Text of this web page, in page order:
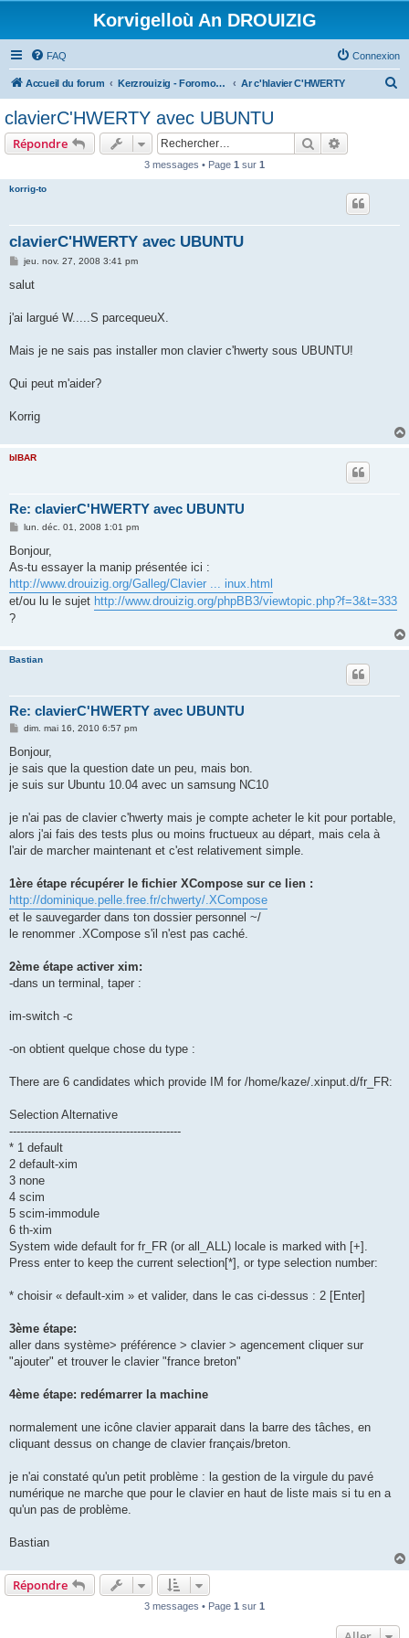
Korvigelloù An DROUIZIG
FAQ Connexion
Accueil du forum Kerzrouizig - Foromoù An Drouizig Ar c'hlavier C'HWERTY
clavierC'HWERTY avec UBUNTU
Répondre Rechercher
3 messages • Page 1 sur 1
korrig-to
clavierC'HWERTY avec UBUNTU
M
s
g
jeu. nov. 27, 2008 3:41 pm
salut
j'ai largué W.....S parcequeuX.
Mais je ne sais pas installer mon clavier c'hwerty sous UBUNTU!
Qui peut m'aider?
Korrig
bIBAR
Re: clavierC'HWERTY avec UBUNTU
M
s
a
g
e
lun. déc. 01, 2008 1:01 pm
Bonjour,
As-tu essayer la manip présentée ici :
http://www.drouizig.org/Galleg/Clavier ... inux.html
et/ou lu le sujet http://www.drouizig.org/phpBB3/viewtopic.php?f=3&t=333
?
Bastian
Re: clavierC'HWERTY avec UBUNTU
M
s
a
g
dim. mai 16, 2010 6:57 pm
Bonjour,
je sais que la question date un peu, mais bon.
je suis sur Ubuntu 10.04 avec un samsung NC10
je n'ai pas de clavier c'hwerty mais je compte acheter le kit pour portable,
alors j'ai fais des tests plus ou moins fructueux au départ, mais cela à
l'air de marcher maintenant et c'est relativement simple.
1ère étape récupérer le fichier XCompose sur ce lien :
http://dominique.pelle.free.fr/chwerty/.XCompose
et le sauvegarder dans ton dossier personnel ~/
le renommer .XCompose s'il n'est pas caché.
2ème étape activer xim:
-dans un terminal, taper :
im-switch -c
-on obtient quelque chose du type :
There are 6 candidates which provide IM for /home/kaze/.xinput.d/fr_FR:
Selection Alternative
-----------------------------------------------
* 1 default
2 default-xim
3 none
4 scim
5 scim-immodule
6 th-xim
System wide default for fr_FR (or all_ALL) locale is marked with [+].
Press enter to keep the current selection[*], or type selection number:
* choisir « default-xim » et valider, dans le cas ci-dessus : 2 [Enter]
3ème étape:
aller dans système> préférence > clavier > agencement cliquer sur
"ajouter" et trouver le clavier "france breton"
4ème étape: redémarrer la machine
normalement une icône clavier apparait dans la barre des tâches, en
cliquant dessus on change de clavier français/breton.
je n'ai constaté qu'un petit problème : la gestion de la virgule du pavé
numérique ne marche que pour le clavier en haut de liste mais si tu en a
qu'un pas de problème.
Bastian
Répondre
3 messages • Page 1 sur 1